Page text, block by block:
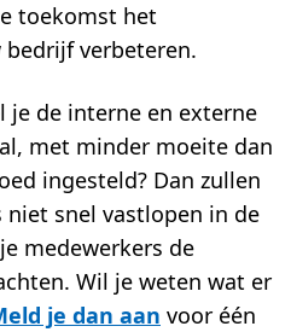
toekomst het
bedrijf verbeteren.
je de interne en externe
met minder moeite dan
ingesteld? Dan zullen
niet snel vastlopen in de
medewerkers de
Wil je weten wat er
je dan aan voor één